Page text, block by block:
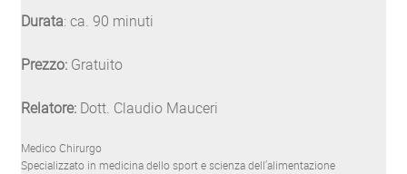
Durata: ca. 90 minuti
Prezzo:Gratuito
Relatore:Dott. Claudio Mauceri
Medico Chirurgo
Specializzato in medicina dello sport e scienza dell’alimentazione